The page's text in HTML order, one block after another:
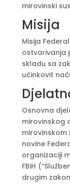
mirovinski
Misija
Misija
ostvarivanja
skladu sa
učinkovit
Osnovna
mirovinskog
mirovinskom
novine
organizaciji
FBiH
drugim